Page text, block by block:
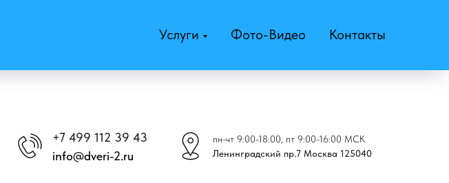
Услуги Фото-Видео Контакты
+7 499 112 39 43
info@dveri-2.ru
пн-чт 9:00-18:00, пт 9:00-16:00 МСК
Ленинградский пр.7 Москва 125040